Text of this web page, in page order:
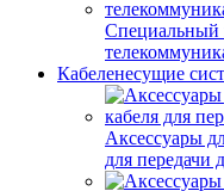
Специальный
Кабеленесущие
Аксессуары
для передачи